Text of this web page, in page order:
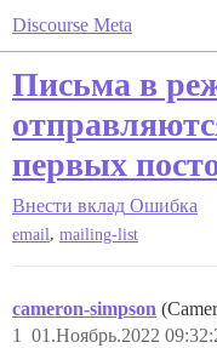
Discourse Meta
Письма в
первых
Внести вклад Ошибка
email, mailing-list
cameron-simpson
01.Ноябрь.2022
1